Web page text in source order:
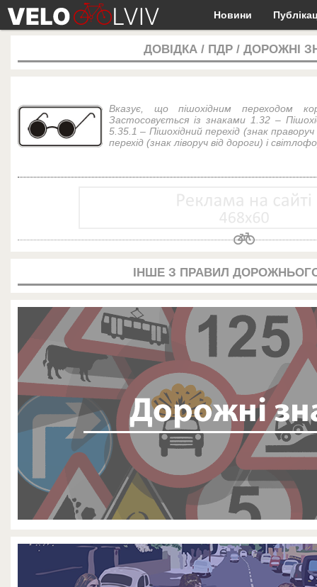
Новини
ДОВІДКА / ПДР / ДОРОЖНІ
Вказує, що пішохідним переходом
Застосовується із знаками 1.32 –
5.35.1 – Пішохідний перехід (знак
перехід (знак ліворуч від дороги) і
ІНШЕ З ПРАВИЛ